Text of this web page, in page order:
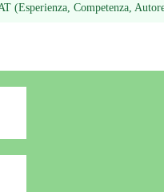
(Esperienza, Competenza,